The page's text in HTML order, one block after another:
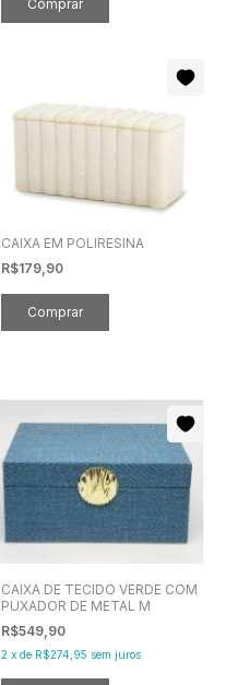
CAIXA EM POLIRESINA
R$179,90
CAIXA DE TECIDO VERDE COM
PUXADOR DE METAL M
R$549,90
2 x de R$274,95 sem juros